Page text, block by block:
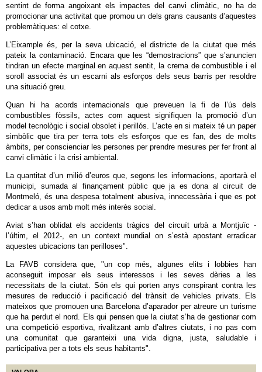
sentint de forma angoixant els impactes del canvi climàtic, no ha de
promocionar una activitat que promou un dels grans causants d’aquestes
problemàtiques: el cotxe.
L’Eixample és, per la seva ubicació, el districte de la ciutat que més
pateix la contaminació. Encara que les “demostracions” que s’anuncien
tindran un efecte marginal en aquest sentit, la crema de combustible i el
soroll associat és un escarni als esforços dels seus barris per resoldre
una situació greu.
Quan hi ha acords internacionals que preveuen la fi de l’ús dels
combustibles fòssils, actes com aquest signifiquen la promoció d’un
model tecnològic i social obsolet i perillós. L’acte en si mateix té un paper
simbòlic que tira per terra tots els esforços que es fan, des de molts
àmbits, per conscienciar les persones per prendre mesures per fer front al
canvi climàtic i la crisi ambiental.
La quantitat d’un milió d’euros que, segons les informacions, aportarà el
municipi, sumada al finançament públic que ja es dona al circuit de
Montmeló, és una despesa totalment abusiva, innecessària i que es pot
dedicar a usos amb molt més interès social.
Aviat s’han oblidat els accidents tràgics del circuït urbà a Montjuïc -
l’últim, el 2012-, en un context mundial on s’està apostant erradicar
aquestes ubicacions tan perilloses".
La FAVB considera que, "un cop més, algunes elits i lobbies han
aconseguit imposar els seus interessos i les seves dèries a les
necessitats de la ciutat. Són els qui porten anys conspirant contra les
mesures de reducció i pacificació del trànsit de vehicles privats. Els
mateixos que promouen una Barcelona d’aparador per atreure un turisme
que ha perdut el nord. Els qui pensen que la ciutat s’ha de gestionar com
una competició esportiva, rivalitzant amb d’altres ciutats, i no pas com
una comunitat que garanteixi una vida digna, justa, saludable i
participativa per a tots els seus habitants".